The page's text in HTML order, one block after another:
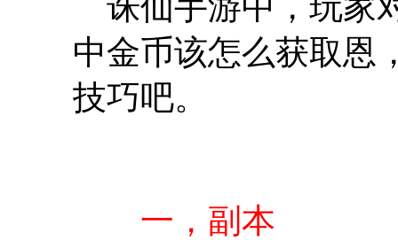
中金币该怎么获取恩
技巧吧。
一，副本